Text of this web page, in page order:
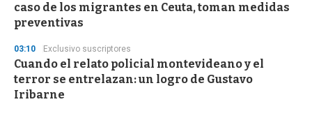
caso de los migrantes en Ceuta, toman medidas
preventivas
03:10 Exclusivo suscriptores
Cuando el relato policial montevideano y el
terror se entrelazan: un logro de Gustavo
Iribarne